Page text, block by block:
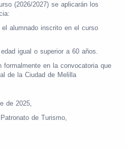
(2026/2027) se aplicarán los
alumnado inscrito en el curso
igual o superior a 60 años.
formalmente en la convocatoria que
de la Ciudad de Melilla
de 2025,
de Turismo,